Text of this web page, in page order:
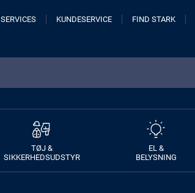
SERVICES KUNDESERVICE FIND STARK
TØJ &
SIKKERHEDSUDSTYR
EL &
BELYSNING